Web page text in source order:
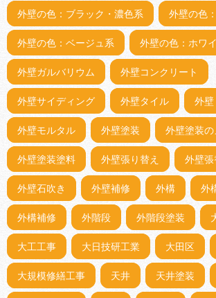
外壁の色：ブラック・濃色系 外壁の色
外壁の色：ベージュ系 外壁の色：ホワ
外壁ガルバリウム 外壁コンクリート
外壁サイディング 外壁タイル 外壁
外壁モルタル 外壁塗装 外壁塗装の
外壁塗装塗料 外壁張り替え 外壁張
外壁石吹き 外壁補修 外構 外
外構補修 外階段 外階段塗装
大工工事 大日技研工業 大田区
大規模修繕工事 天井 天井塗装